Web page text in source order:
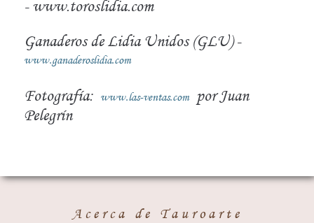
- www.toroslidia.com
Ganaderos de Lidia Unidos (GLU) -
www.ganaderoslidia.com
Fotografía: www.las-ventas.compor Juan
Pelegrín
Acerca de Tauroarte